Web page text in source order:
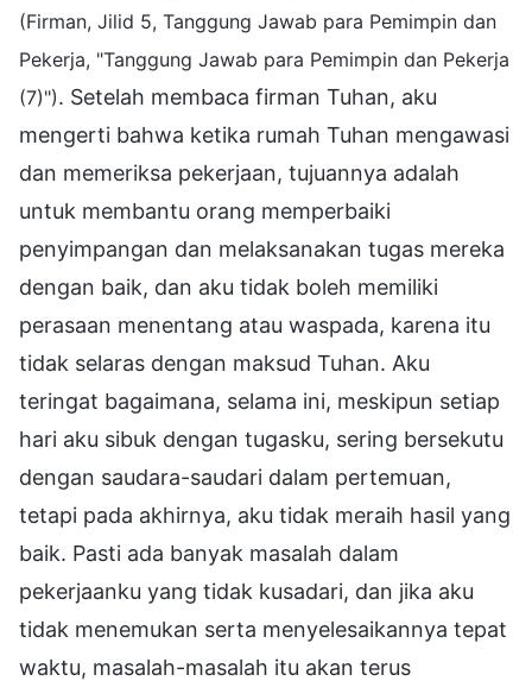
(Firman, Jilid 5, Tanggung Jawab para Pemimpin dan
Pekerja, "Tanggung Jawab para Pemimpin dan Pekerja
(7)"). Setelah membaca firman Tuhan, aku
mengerti bahwa ketika rumah Tuhan mengawasi
dan memeriksa pekerjaan, tujuannya adalah
untuk membantu orang memperbaiki
penyimpangan dan melaksanakan tugas mereka
dengan baik, dan aku tidak boleh memiliki
perasaan menentang atau waspada, karena itu
tidak selaras dengan maksud Tuhan. Aku
teringat bagaimana, selama ini, meskipun setiap
hari aku sibuk dengan tugasku, sering bersekutu
dengan saudara-saudari dalam pertemuan,
tetapi pada akhirnya, aku tidak meraih hasil yang
baik. Pasti ada banyak masalah dalam
pekerjaanku yang tidak kusadari, dan jika aku
tidak menemukan serta menyelesaikannya tepat
waktu, masalah-masalah itu akan terus